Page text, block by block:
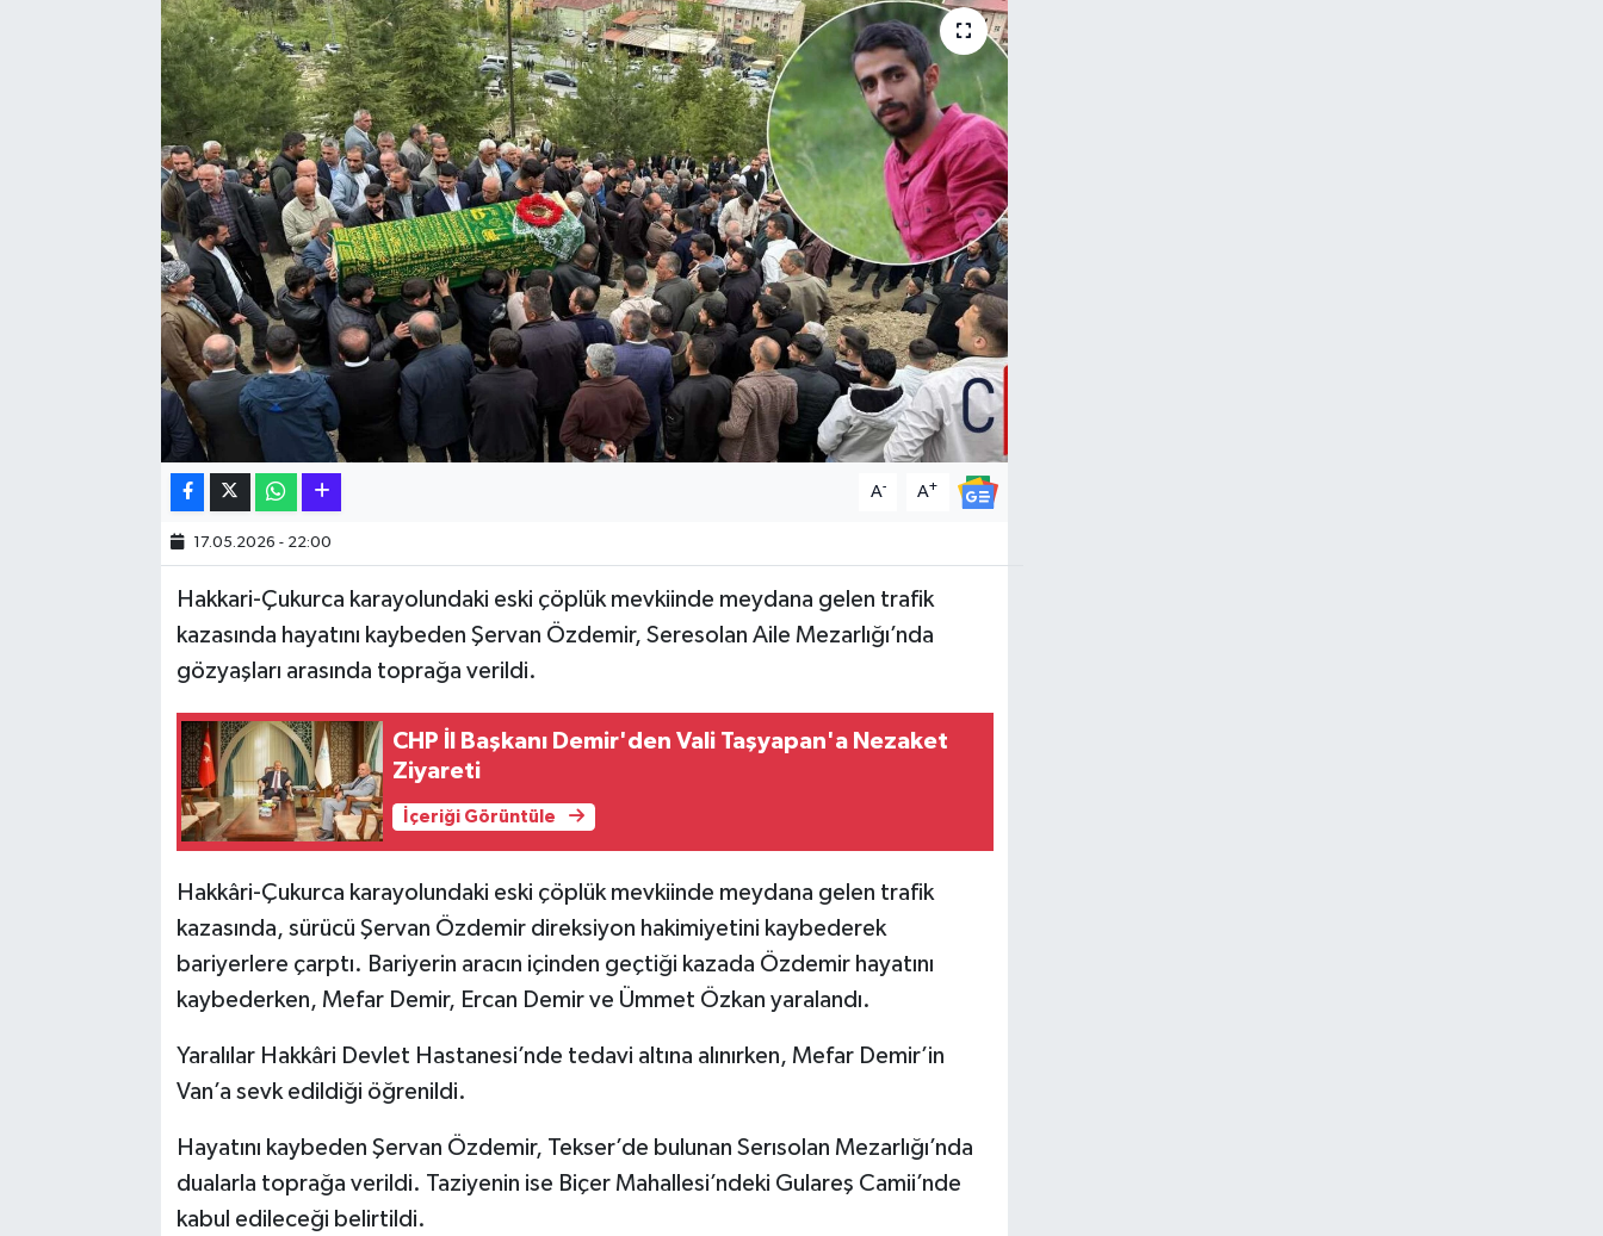
A- A+
17.05.2026 - 22:00
Hakkari-Çukurca karayolundaki eski çöplük mevkiinde meydana gelen trafik
kazasında hayatını kaybeden Şervan Özdemir, Seresolan Aile Mezarlığı’nda
gözyaşları arasında toprağa verildi.
CHP İl Başkanı Demir'den Vali Taşyapan'a Nezaket
Ziyareti
İçeriği Görüntüle
Hakkâri-Çukurca karayolundaki eski çöplük mevkiinde meydana gelen trafik
kazasında, sürücü Şervan Özdemir direksiyon hakimiyetini kaybederek
bariyerlere çarptı. Bariyerin aracın içinden geçtiği kazada Özdemir hayatını
kaybederken, Mefar Demir, Ercan Demir ve Ümmet Özkan yaralandı.
Yaralılar Hakkâri Devlet Hastanesi’nde tedavi altına alınırken, Mefar Demir’in
Van’a sevk edildiği öğrenildi.
Hayatını kaybeden Şervan Özdemir, Tekser’de bulunan Serısolan Mezarlığı’nda
dualarla toprağa verildi. Taziyenin ise Biçer Mahallesi’ndeki Gulareş Camii’nde
kabul edileceği belirtildi.
Hakkari Haber
İLGİNÇ HABERLER
KÜLTÜR SANAT
MAGAZİN